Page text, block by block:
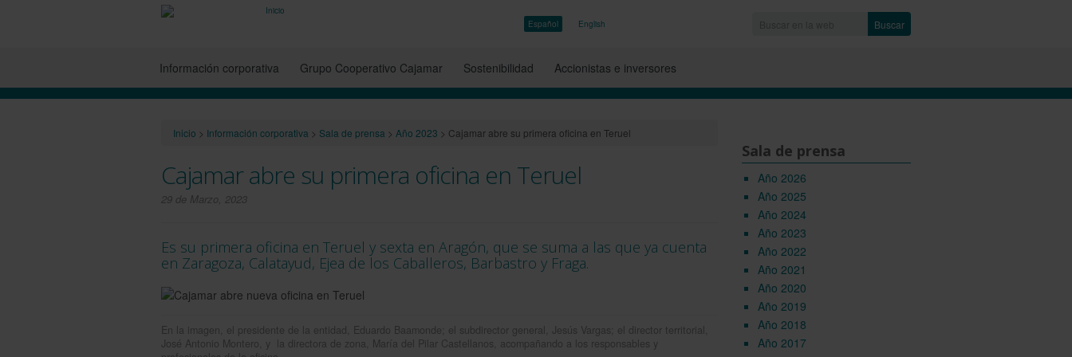
Español English Buscar
Información corporativa Grupo Cooperativo Cajamar Sostenibilidad Accionistas e inversores
Inicio > Información corporativa > Sala de prensa > Año 2023 > Cajamar abre su primera oficina en Teruel
Cajamar abre su primera oficina en Teruel
29 de Marzo, 2023
Es su primera oficina en Teruel y sexta en Aragón, que se suma a las que ya cuenta
en Zaragoza, Calatayud, Ejea de los Caballeros, Barbastro y Fraga.
En la imagen, el presidente de la entidad, Eduardo Baamonde; el subdirector general, Jesús Vargas; el director territorial,
José Antonio Montero, y la directora de zona, María del Pilar Castellanos, acompañando a los responsables y
Sala de prensa
Año 2026
Año 2025
Año 2024
Año 2023
Año 2022
Año 2021
Año 2020
Año 2019
Año 2018
Año 2017